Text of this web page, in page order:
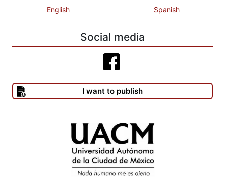
English Spanish
Social media
I want to publish